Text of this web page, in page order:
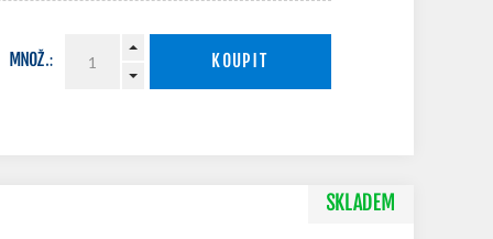
MNOŽ.: KOUPIT
SKLADEM